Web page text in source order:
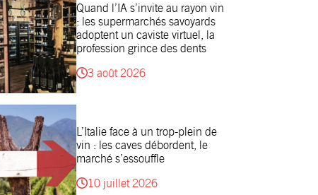
Quand l’IA s’invite au rayon vin
: les supermarchés savoyards
adoptent un caviste virtuel, la
profession grince des dents
3 août 2026
L’Italie face à un trop-plein de
vin : les caves débordent, le
marché s’essouffle
10 juillet 2026